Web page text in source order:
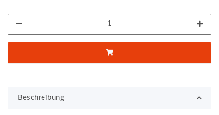
Beschreibung